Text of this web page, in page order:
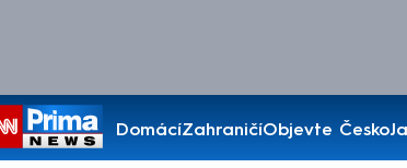
DomácíZahraničíObjevte Česko
Pořady